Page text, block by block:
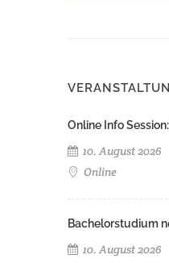
Online Info
10. August 2026
Online
Bachelorstudium
10. August 2026